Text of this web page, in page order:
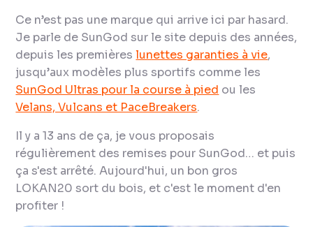
Ce n’est pas une marque qui arrive ici par hasard.
Je parle de SunGod sur le site depuis des années,
depuis les premièreslunettes garanties à vie,
jusqu’aux modèles plus sportifs comme les
SunGod Ultras pour la course à pied ou les
Velans, Vulcans et PaceBreakers.
Il y a 13 ans de ça, je vous proposais
régulièrement des remises pour SunGod… et puis
ça s'est arrêté. Aujourd'hui, un bon gros
LOKAN20 sort du bois, et c'est le moment d'en
profiter !